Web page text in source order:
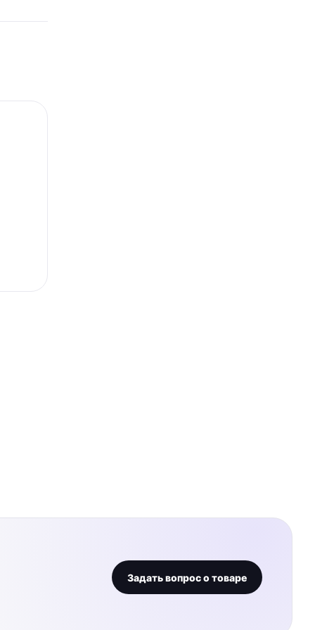
Задать вопрос о товаре